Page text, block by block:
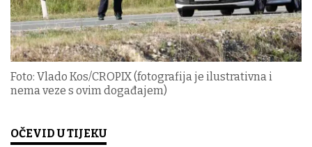
Foto: Vlado Kos/CROPIX (fotografija je ilustrativna i
nema veze s ovim događajem)
OČEVID U TIJEKU